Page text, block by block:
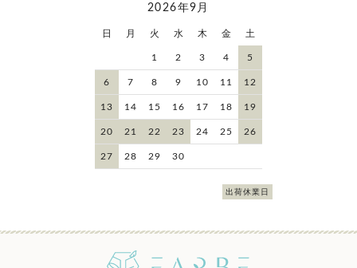
2026年9月
日 月 火 水 木 金 土
1 2 3 4 5
6 7 8 9 10 11 12
13 14 15 16 17 18 19
20 21 22 23 24 25 26
27 28 29 30
出荷休業日